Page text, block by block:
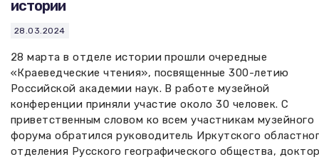
истории
28.03.2024
28 марта в отделе истории прошли очередные
«Краеведческие чтения», посвященные 300-летию
Российской академии наук. В работе музейной
конференции приняли участие около 30 человек. С
приветственным словом ко всем участникам музейного
форума обратился руководитель Иркутского
отделения Русского географического общества,